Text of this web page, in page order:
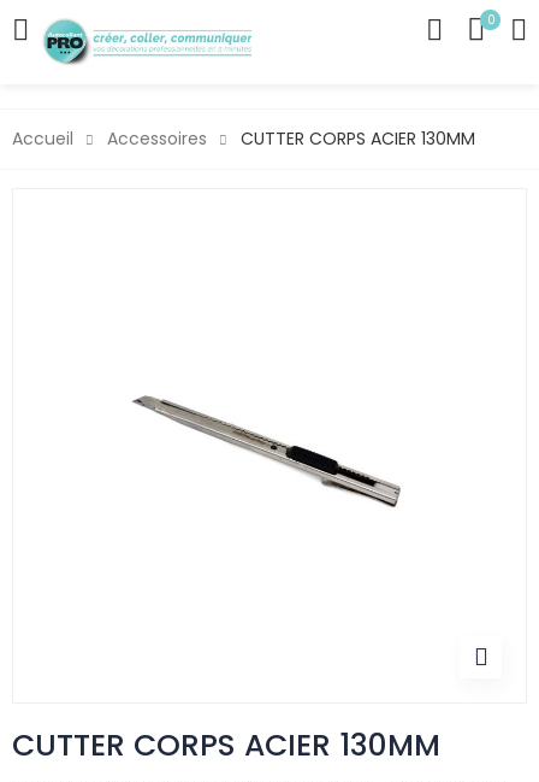
0
Accueil Accessoires CUTTER CORPS ACIER 130MM
CUTTER CORPS ACIER 130MM